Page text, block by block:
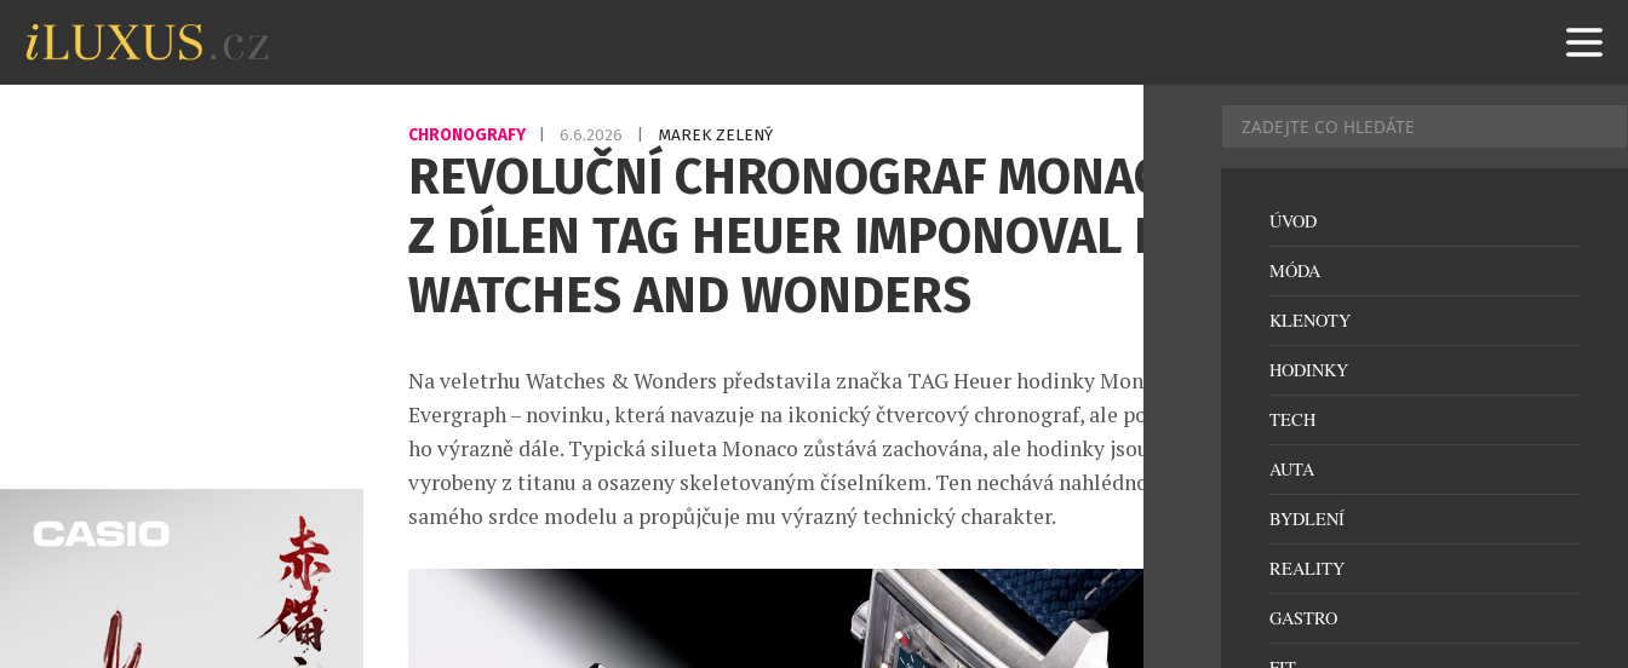
CHRONOGRAFY 6.6.2026 MAREK ZELENÝ
REVOLUČNÍ CHRONOGRAF MONACO
Z DÍLEN TAG HEUER IMPONOVAL NA
WATCHES AND WONDERS
Na veletrhu Watches & Wonders představila značka TAG Heuer hodinky Monaco
Evergraph – novinku, která navazuje na ikonický čtvercový chronograf, ale posouvá
ho výrazně dále. Typická silueta Monaco zůstává zachována, ale hodinky jsou
vyrobeny z titanu a osazeny skeletovaným číselníkem. Ten nechává nahlédnout do
samého srdce modelu a propůjčuje mu výrazný technický charakter.
ÚVOD
MÓDA
KLENOTY
HODINKY
TECH
AUTA
BYDLENÍ
REALITY
GASTRO